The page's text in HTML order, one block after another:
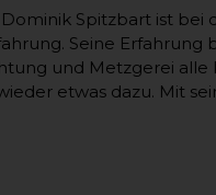
Spitzbart ist bei
Seine Erfahrung
und Metzgerei
etwas dazu. Mit